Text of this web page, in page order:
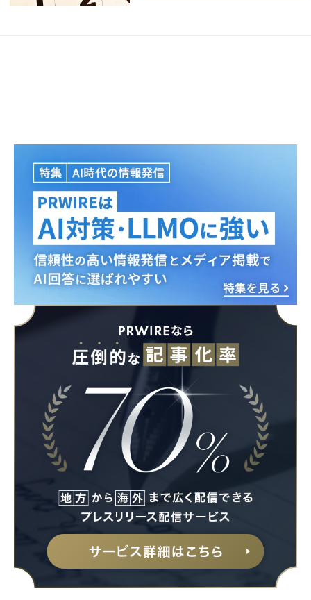
Japanese
English